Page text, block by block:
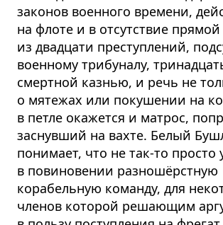
законов военного времени,
на флоте и в отсутствие
из двадцати преступлений,
военному трибуналу,
смертной казнью, и речь не
о мятежах или покушении на
в петле окажется и матрос,
заснувший на вахте. Белый
понимает, что не так-то просто
в повиновении разношёрстную
корабельную команду, для
членов которой решающим